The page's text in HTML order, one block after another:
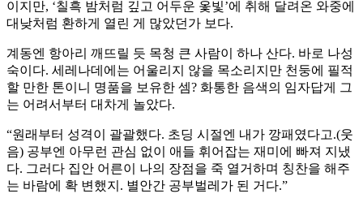
이지만, ‘칠흑 밤처럼 깊고 어두운 옻빛’에 취해 달려온 와중에
대낮처럼 환하게 열린 게 많았던가 보다.
계동엔 항아리 깨뜨릴 듯 목청 큰 사람이 하나 산다. 바로 나성
숙이다. 세레나데에는 어울리지 않을 목소리지만 천둥에 필적
할 만한 톤이니 명품을 보유한 셈? 화통한 음색의 임자답게 그
는 어려서부터 대차게 놀았다.
“원래부터 성격이 괄괄했다. 초딩 시절엔 내가 깡패였다고.(웃
음) 공부엔 아무런 관심 없이 애들 휘어잡는 재미에 빠져 지냈
다. 그러다 집안 어른이 나의 장점을 죽 열거하며 칭찬을 해주
는 바람에 확 변했지. 별안간 공부벌레가 된 거다.”